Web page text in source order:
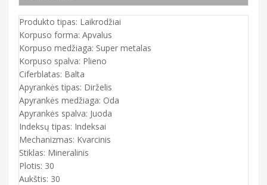
Produkto tipas: Laikrodžiai
Korpuso forma: Apvalus
Korpuso medžiaga: Super metalas
Korpuso spalva: Plieno
Ciferblatas: Balta
Apyrankės tipas: Dirželis
Apyrankės medžiaga: Oda
Apyrankės spalva: Juoda
Indeksų tipas: Indeksai
Mechanizmas: Kvarcinis
Stiklas: Mineralinis
Plotis: 30
Aukštis: 30